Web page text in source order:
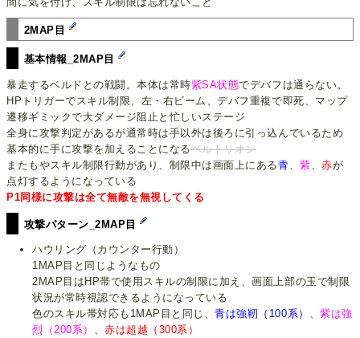
2MAP目
基本情報_2MAP目
暴走するベルドとの戦闘。本体は常時紫SA状態でデバフは通らない。
HPトリガーでスキル制限、左・右ビーム、デバフ重複で即死、マップ
遷移ギミックで大ダメージ阻止と忙しいステージ
全身に攻撃判定があるが通常時は手以外は後ろに引っ込んでいるため
基本的に手に攻撃を加えることになるベルトリオン
またもやスキル制限行動があり、制限中は画面上にある青 、紫 、赤が
点灯するようになっている
P1同様に攻撃は全て無敵を無視してくる
攻撃パターン_2MAP目
ハウリング（カウンター行動）
1MAP目と同じようなもの
2MAP目はHP帯で使用スキルの制限に加え、画面上部の玉で制限
状況が常時視認できるようになっている
色のスキル帯対応も1MAP目と同じ、青は強靭（100系） 、紫は強
烈（200系）
、赤は超越（300系）